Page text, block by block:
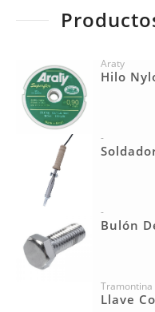
Araty
Hilo
-
-
Bulón
Tramontina
Llave